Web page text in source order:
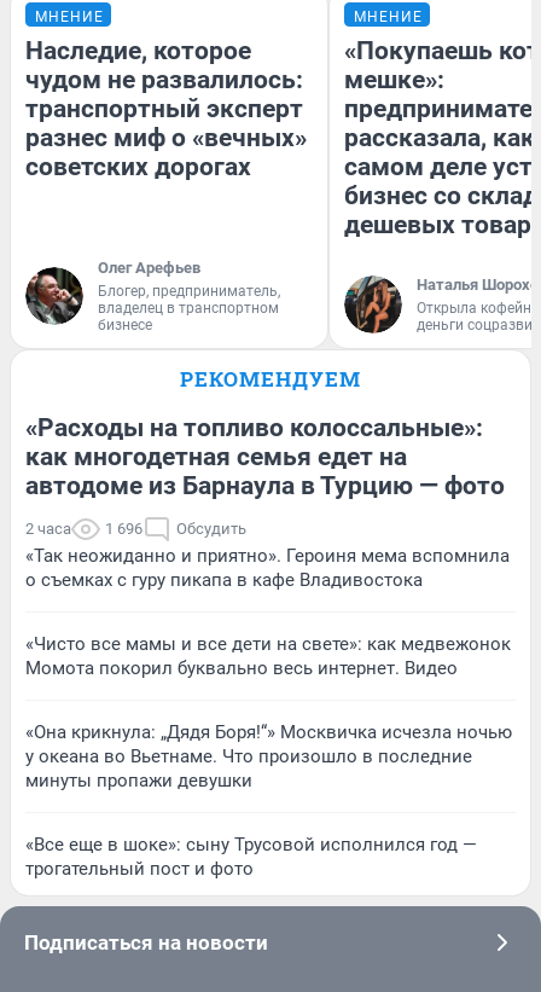
МНЕНИЕ
Наследие, которое
чудом не развалилось:
транспортный эксперт
разнес миф о «вечных»
советских дорогах
Олег Арефьев
Блогер, предприниматель,
владелец в транспортном
бизнесе
МНЕНИЕ
«Покупаешь
мешке»:
рассказала, как
самом деле
бизнес со
дешевых
Наталья
Открыла
деньги
РЕКОМЕНДУЕМ
«Расходы на топливо колоссальные»:
как многодетная семья едет на
автодоме из Барнаула в Турцию — фото
2 часа 1 696 Обсудить
«Так неожиданно и приятно». Героиня мема вспомнила
о съемках с гуру пикапа в кафе Владивостока
«Чисто все мамы и все дети на свете»: как медвежонок
Момота покорил буквально весь интернет. Видео
«Она крикнула: „Дядя Боря!“» Москвичка исчезла ночью
у океана во Вьетнаме. Что произошло в последние
минуты пропажи девушки
«Все еще в шоке»: сыну Трусовой исполнился год —
трогательный пост и фото
Подписаться на новости